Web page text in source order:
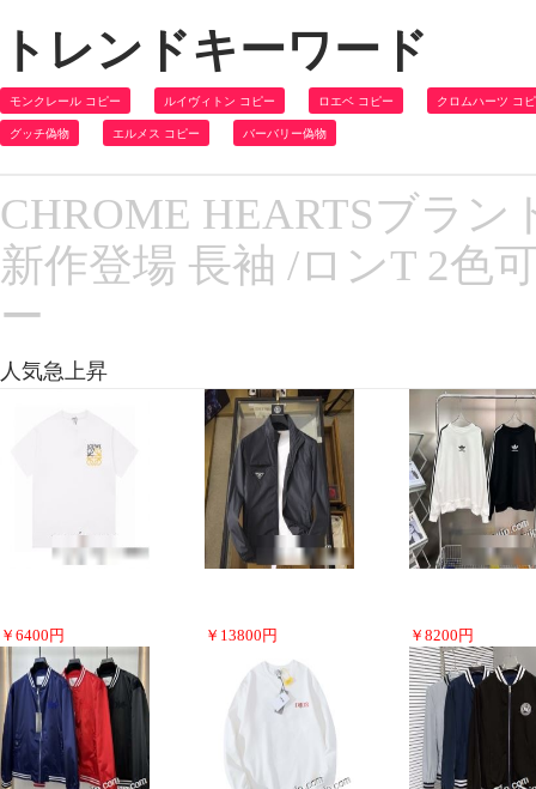
トレンドキーワード
モンクレール コピー ルイヴィトン コピー ロエベ コピー クロムハーツ コ
グッチ偽物 エルメス コピー バーバリー偽物
CHROME HEARTSブラ
新作登場 長袖 /ロンT 2色
ー
人気急上昇
￥ 6400 円 ￥ 13800 円 ￥ 8200 円